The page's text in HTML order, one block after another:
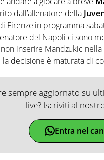
dall’allenatore della
Firenze in programma
del Napoli ci sono
inserire Mandzukic
decisione è maturata di
sempre aggiornato su
live? Iscriviti al
Entra nel